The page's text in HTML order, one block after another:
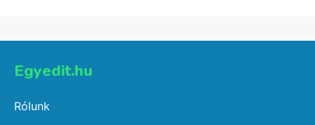
Egyedit.hu
Rólunk